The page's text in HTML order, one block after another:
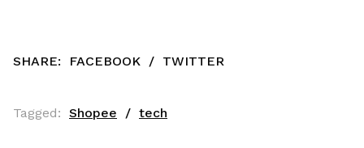
SHARE: FACEBOOK / TWITTER
Tagged: Shopee tech